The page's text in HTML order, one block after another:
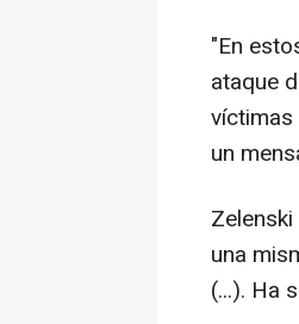
"En
ataque
un
una
(...). Ha